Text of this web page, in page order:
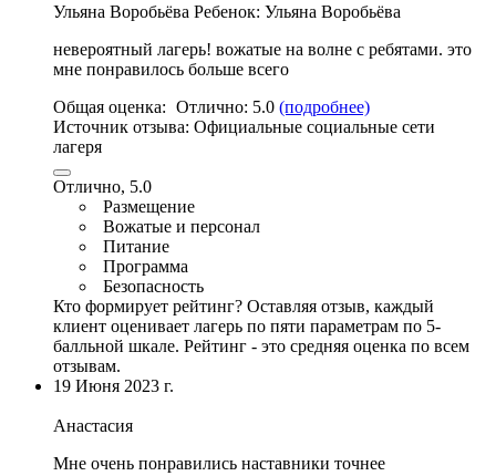
Ульяна Воробьёва Ребенок: Ульяна Воробьёва
невероятный лагерь! вожатые на волне с ребятами. это
мне понравилось больше всего
Общая оценка: Отлично: 5.0 (подробнее)
Источник отзыва: Официальные социальные сети
лагеря
Отлично, 5.0
Размещение
Вожатые и персонал
Питание
Программа
Безопасность
Кто формирует рейтинг? Оставляя отзыв, каждый
клиент оценивает лагерь по пяти параметрам по 5-
балльной шкале. Рейтинг - это средняя оценка по всем
отзывам.
19 Июня 2023 г.
Анастасия
Мне очень понравились наставники точнее